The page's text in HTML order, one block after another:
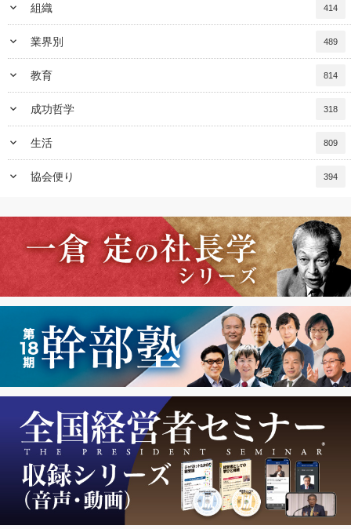
keyboard_arrow_down 組織 414
keyboard_arrow_down 業界別 489
keyboard_arrow_down 教育 814
keyboard_arrow_down 成功哲学 318
keyboard_arrow_down 生活 809
keyboard_arrow_down 協会便り 394